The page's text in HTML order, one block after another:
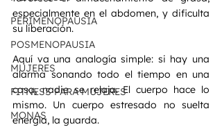
PERIMENOPAUSIA
POSMENOPAUSIA
MUJERES
FITNESS PARA MUJERES
MONAS
especialmente en el abdomen, y dificulta
su liberación.
Aquí va una analogía simple: si hay una
alarma sonando todo el tiempo en una
casa, nadie se relaja. El cuerpo hace lo
mismo. Un cuerpo estresado no suelta
energía, la guarda.